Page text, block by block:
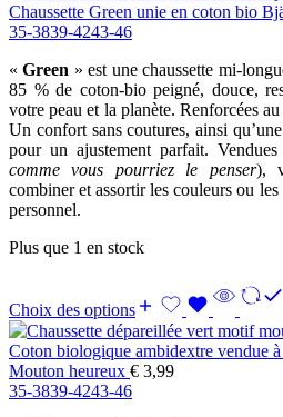
Chaussette Green unie en coton bio
35-3839-4243-46
«Green » est une chaussette mi-
85 % de coton-bio peigné, douce,
votre peau et la planète. Renforcées
Un confort sans coutures, ainsi
pour un ajustement parfait.
comme vous pourriez le penser),
combiner et assortir les couleurs ou
personnel.
Plus que 1 en stock
Choix des options
Mouton heureux € 3,99
35-3839-4243-46